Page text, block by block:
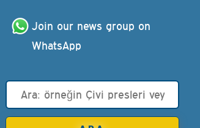
Join our news group on
WhatsApp